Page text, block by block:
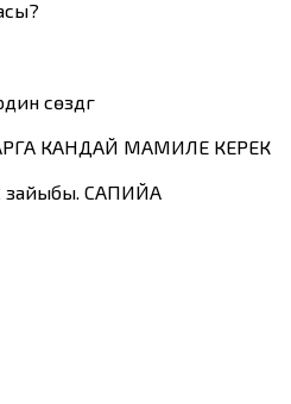
сөздүгү
КАНДАЙ МАМИЛЕ КЕРЕК
зайыбы. САПИЙА